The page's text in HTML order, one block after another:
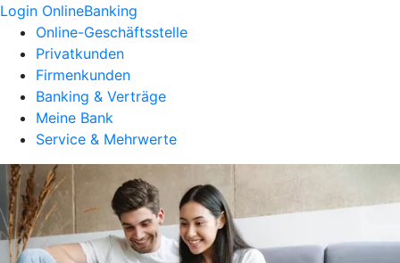
Login OnlineBanking
Online-Geschäftsstelle
Privatkunden
Firmenkunden
Banking & Verträge
Meine Bank
Service & Mehrwerte